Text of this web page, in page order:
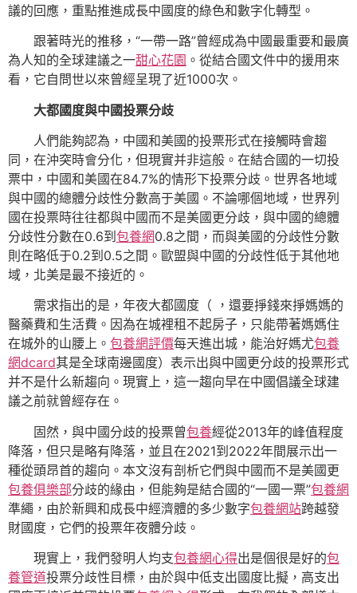
議的回應，重點推進成長中國度的綠色和數字化轉型。
跟著時光的推移，“一帶一路”曾經成為中國最重要和最廣
為人知的全球建議之一甜心花園 。從結合國文件中的援用來
看，它自問世以來曾經呈現了近1000次。
大都國度與中國投票分歧
人們能夠認為，中國和美國的投票形式在接觸時會趨
同，在沖突時會分化，但現實并非這般。在結合國的一切投
票中，中國和美國在84.7%的情形下投票分歧。世界各地域
與中國的總體分歧性分數高于美國。不論哪個地域，世界列
國在投票時往往都與中國而不是美國更分歧，與中國的總體
分歧性分數在0.6到包養網0.8之間，而與美國的分歧性分數
則在略低于0.2到0.5之間。歐盟與中國的分歧性低于其他地
域，北美是最不接近的。
需求指出的是，年夜大都國度（ ，還要掙錢來掙媽媽的
醫藥費和生活費。因為在城裡租不起房子，只能帶著媽媽住
在城外的山腰上。 包養網評價每天進出城，能治好媽尤包養
網dcard其是全球南邊國度）表示出與中國更分歧的投票形式
并不是什么新趨向。現實上，這一趨向早在中國倡議全球建
議之前就曾經存在。
固然，與中國分歧的投票曾包養經從2013年的峰值程度
降落，但只是略有降落，並且在2021到2022年間展示出一
種從頭昂首的趨向。本文沒有剖析它們與中國而不是美國更
包養俱樂部分歧的緣由，但能夠是結合國的“一國一票”包養網
準繩，由於新興和成長中經濟體的多少數字包養網站跨越發
財國度，它們的投票年夜體分歧。
現實上，我們發明人均支包養網心得出是個很是好的包
養管道投票分歧性目標，由於與中低支出國度比擬，高支出